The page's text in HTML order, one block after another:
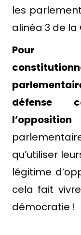
les
alinéa 3 de la
Pour
défense
qu’utiliser
légitime
cela fait
démocratie !